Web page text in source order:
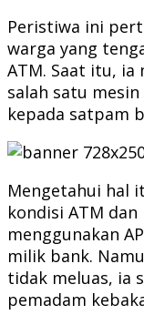
Peristiwa ini
warga yang
ATM. Saat itu,
salah satu
kepada satpam
Mengetahui hal
kondisi ATM
menggunakan
milik bank.
tidak meluas, ia
pemadam